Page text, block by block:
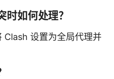
如何处理？
Clash 设置为全局代理并